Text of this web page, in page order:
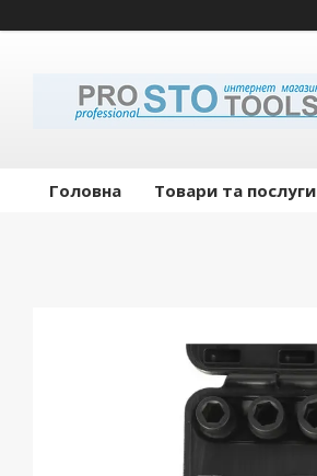
Головна Товари та послуги